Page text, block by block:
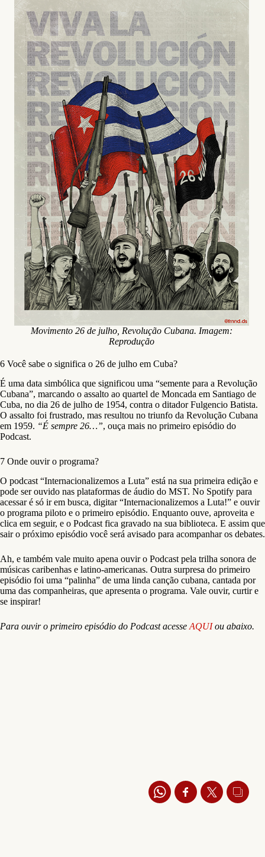
Movimento 26 de julho, Revolução Cubana. Imagem:
Reprodução
6 Você sabe o significa o 26 de julho em Cuba?
É uma data simbólica que significou uma “semente para a Revolução
Cubana”, marcando o assalto ao quartel de Moncada em Santiago de
Cuba, no dia 26 de julho de 1954, contra o ditador Fulgencio Batista.
O assalto foi frustrado, mas resultou no triunfo da Revolução Cubana
em 1959. “É sempre 26…”, ouça mais no primeiro episódio do
Podcast.
7 Onde ouvir o programa?
O podcast “Internacionalizemos a Luta” está na sua primeira edição e
pode ser ouvido nas plataformas de áudio do MST. No Spotify para
acessar é só ir em busca, digitar “Internacionalizemos a Luta!” e ouvir
o programa piloto e o primeiro episódio. Enquanto ouve, aproveita e
clica em seguir, e o Podcast fica gravado na sua biblioteca. E assim que
sair o próximo episódio você será avisado para acompanhar os debates.
Ah, e também vale muito apena ouvir o Podcast pela trilha sonora de
músicas caribenhas e latino-americanas. Outra surpresa do primeiro
episódio foi uma “palinha” de uma linda canção cubana, cantada por
uma das companheiras, que apresenta o programa. Vale ouvir, curtir e
se inspirar!
Para ouvir o primeiro episódio do Podcast acesse AQUIou abaixo.